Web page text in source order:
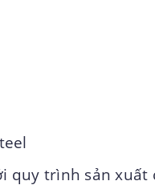
quy trình sản xuất